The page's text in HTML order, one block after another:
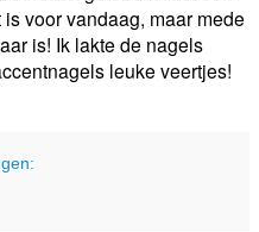
voor vandaag, maar mede
is! Ik lakte de nagels
leuke veertjes!